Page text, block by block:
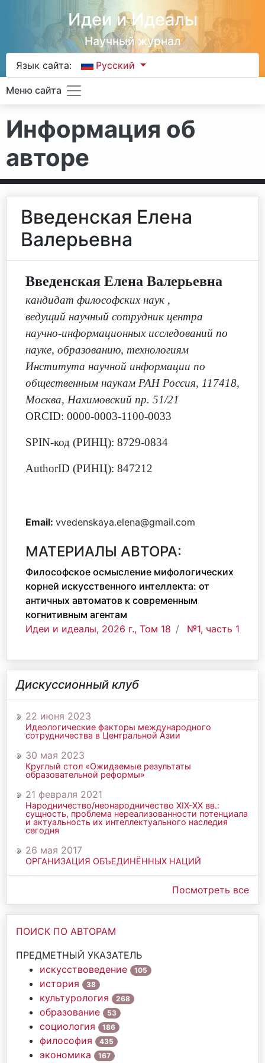
Идеи и Идеалы
Научный журнал
Язык сайта: Русский
Меню сайта
Информация об
авторе
Введенская Елена
Валерьевна
Введенская Елена Валерьевна
кандидат философских наук ,
ведущий научный сотрудник центра
научно-информационных исследований по
науке, образованию, технологиям
Института научной информации по
общественным наукам РАН Россия, 117418,
Москва, Нахимовский пр. 51/21
ORCID: 0000-0003-1100-0033
SPIN-код (РИНЦ): 8729-0834
AuthorID (РИНЦ): 847212
Email: vvedenskaya.elena@gmail.com
МАТЕРИАЛЫ АВТОРА:
Философское осмысление мифологических
корней искусственного интеллекта: от
античных автоматов к современным
когнитивным агентам
Идеи и идеалы, 2026 г., Том 18
№1, часть 1
Дискуссионный клуб
22 июня 2023
Идеологические факторы международного
сотрудничества в Центральной Азии
30 мая 2023
Круглый стол «Ожидаемые результаты
образовательной реформы»
21 февраля 2021
Народничество/неонародничество ХIХ-ХХ вв.:
сущность, проблема нереализованности потенциала
и актуальность их интеллектуального наследия
сегодня
26 мая 2017
ОРГАНИЗАЦИЯ ОБЪЕДИНЁННЫХ НАЦИЙ
Посмотреть все
ПОИСК ПО АВТОРАМ
ПРЕДМЕТНЫЙ УКАЗАТЕЛЬ
искусствоведение
105
история 38
культурология 268
образование 53
социология 186
философия 435
экономика 167